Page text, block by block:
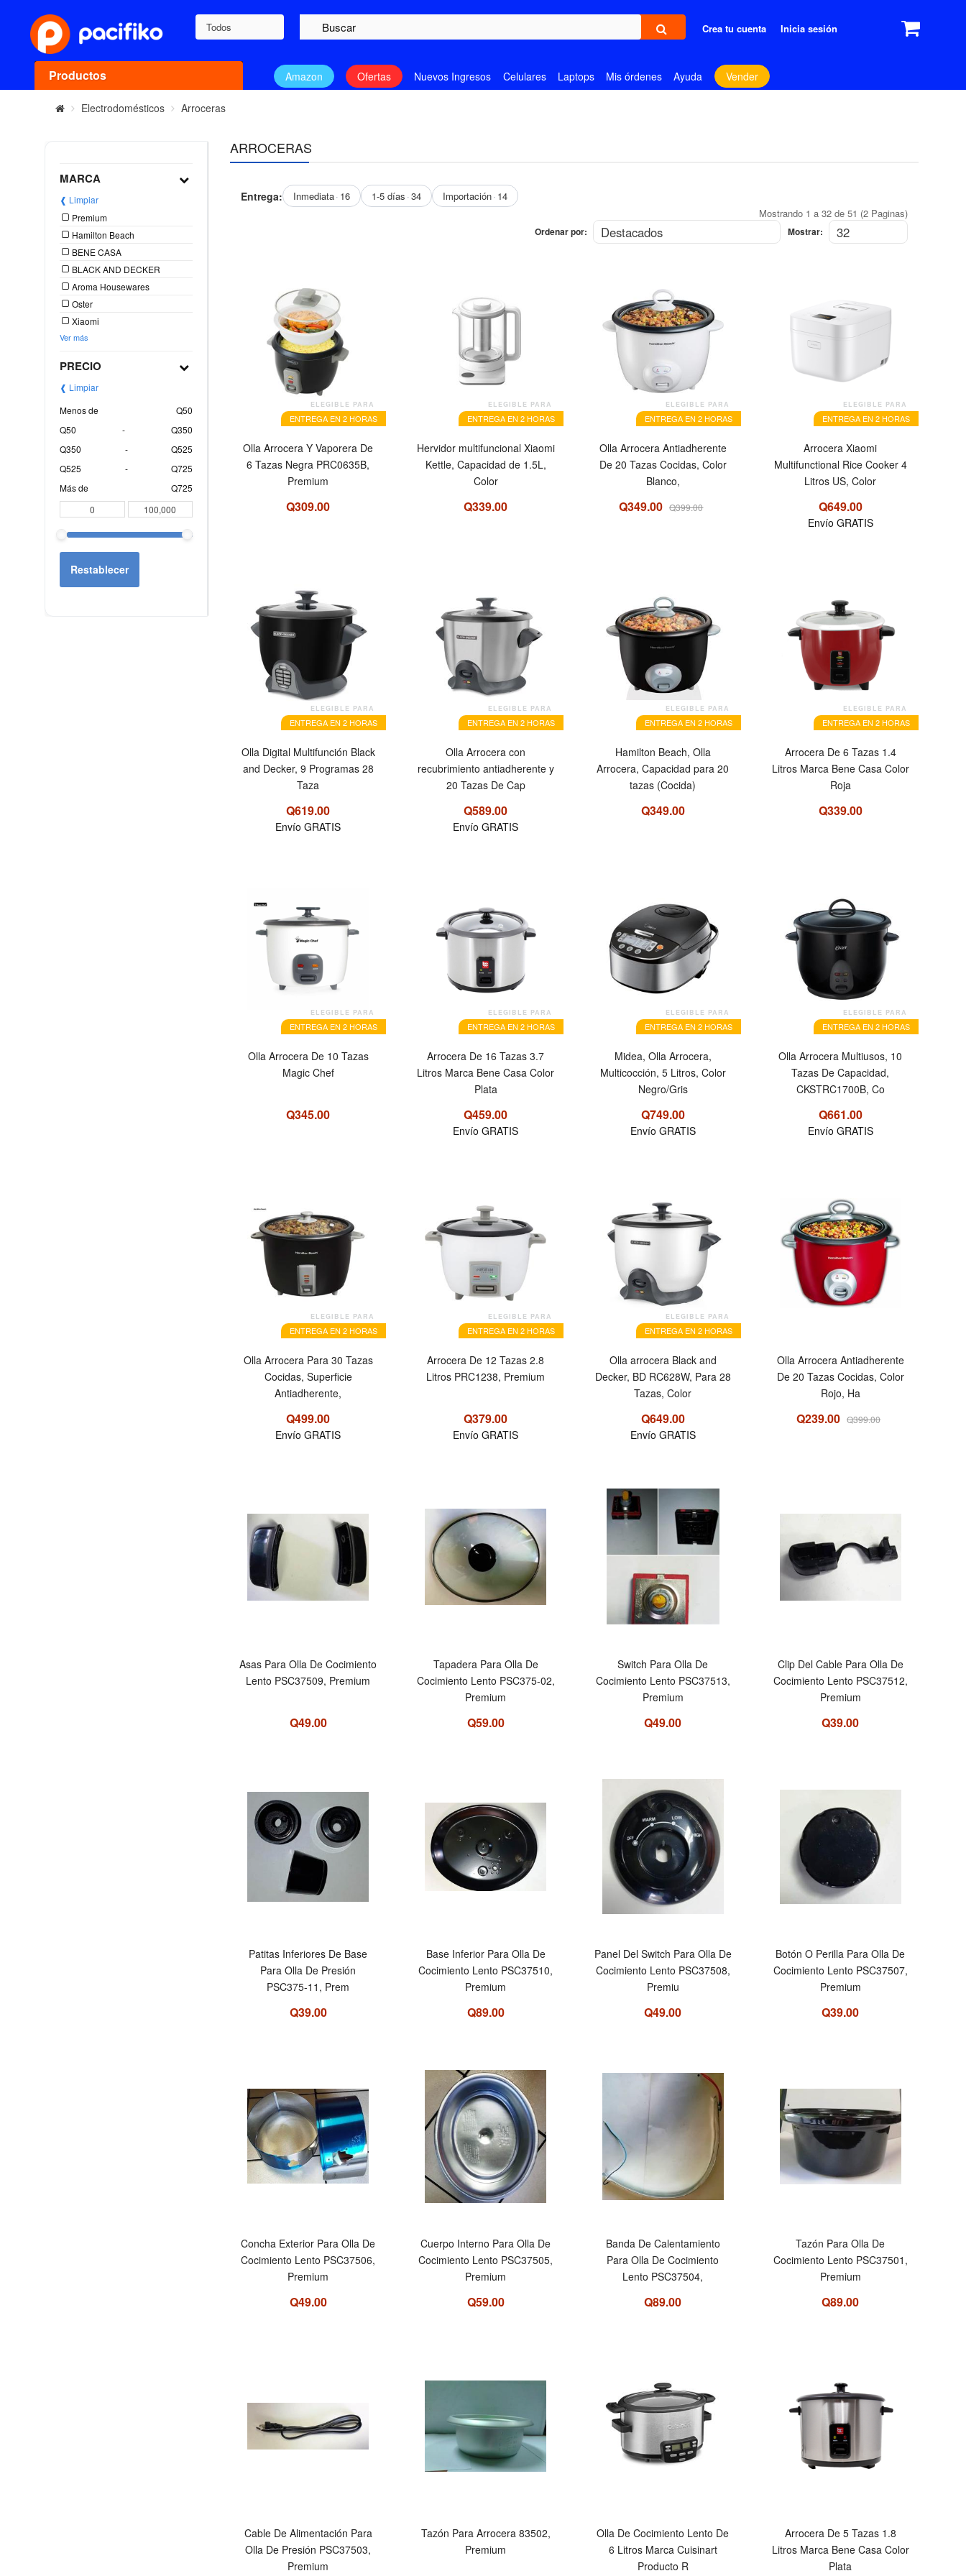
Todos Crea tu cuenta Inicia sesión
Productos Amazon Ofertas Nuevos Ingresos Celulares Laptops Mis órdenes Ayuda Vender
Electrodomésticos Arroceras
MARCA
❰ Limpiar
Premium
Hamilton Beach
BENE CASA
BLACK AND DECKER
Aroma Housewares
Oster
Xiaomi
Ver más
PRECIO
❰ Limpiar
Menos de
Q50
Q50
-
Q350
Q350
-
Q525
Q525
-
Q725
Más de
Q725
Restablecer
ARROCERAS
Entrega: Inmediata 16 1-5 días 34 Importación 14
Mostrando 1 a 32 de 51 (2 Paginas)
Ordenar por: Mostrar:
ELEGIBLE PARA
ENTREGA EN 2 HORAS
Olla Arrocera Y Vaporera De
6 Tazas Negra PRC0635B,
Premium
Q309.00
ELEGIBLE PARA
ENTREGA EN 2 HORAS
Hervidor multifuncional Xiaomi
Kettle, Capacidad de 1.5L,
Color
Q339.00
ELEGIBLE PARA
ENTREGA EN 2 HORAS
Olla Arrocera Antiadherente
De 20 Tazas Cocidas, Color
Blanco,
Q349.00 Q399.00
ELEGIBLE PARA
ENTREGA EN 2 HORAS
Arrocera Xiaomi
Multifunctional Rice Cooker 4
Litros US, Color
Q649.00
Envío GRATIS
ELEGIBLE PARA
ENTREGA EN 2 HORAS
Olla Digital Multifunción Black
and Decker, 9 Programas 28
Taza
Q619.00
Envío GRATIS
ELEGIBLE PARA
ENTREGA EN 2 HORAS
Olla Arrocera con
recubrimiento antiadherente y
20 Tazas De Cap
Q589.00
Envío GRATIS
ELEGIBLE PARA
ENTREGA EN 2 HORAS
Hamilton Beach, Olla
Arrocera, Capacidad para 20
tazas (Cocida)
Q349.00
ELEGIBLE PARA
ENTREGA EN 2 HORAS
Arrocera De 6 Tazas 1.4
Litros Marca Bene Casa Color
Roja
Q339.00
ELEGIBLE PARA
ENTREGA EN 2 HORAS
Olla Arrocera De 10 Tazas
Magic Chef
Q345.00
ELEGIBLE PARA
ENTREGA EN 2 HORAS
Arrocera De 16 Tazas 3.7
Litros Marca Bene Casa Color
Plata
Q459.00
Envío GRATIS
ELEGIBLE PARA
ENTREGA EN 2 HORAS
Midea, Olla Arrocera,
Multicocción, 5 Litros, Color
Negro/Gris
Q749.00
Envío GRATIS
ELEGIBLE PARA
ENTREGA EN 2 HORAS
Olla Arrocera Multiusos, 10
Tazas De Capacidad,
CKSTRC1700B, Co
Q661.00
Envío GRATIS
ELEGIBLE PARA
ENTREGA EN 2 HORAS
Olla Arrocera Para 30 Tazas
Cocidas, Superficie
Antiadherente,
Q499.00
Envío GRATIS
ELEGIBLE PARA
ENTREGA EN 2 HORAS
Arrocera De 12 Tazas 2.8
Litros PRC1238, Premium
Q379.00
Envío GRATIS
ELEGIBLE PARA
ENTREGA EN 2 HORAS
Olla arrocera Black and
Decker, BD RC628W, Para 28
Tazas, Color
Q649.00
Envío GRATIS
Olla Arrocera Antiadherente
De 20 Tazas Cocidas, Color
Rojo, Ha
Q239.00 Q399.00
Asas Para Olla De Cocimiento
Lento PSC37509, Premium
Q49.00
Tapadera Para Olla De
Cocimiento Lento PSC375-02,
Premium
Q59.00
Switch Para Olla De
Cocimiento Lento PSC37513,
Premium
Q49.00
Clip Del Cable Para Olla De
Cocimiento Lento PSC37512,
Premium
Q39.00
Patitas Inferiores De Base
Para Olla De Presión
PSC375-11, Prem
Q39.00
Base Inferior Para Olla De
Cocimiento Lento PSC37510,
Premium
Q89.00
Panel Del Switch Para Olla De
Cocimiento Lento PSC37508,
Premiu
Q49.00
Botón O Perilla Para Olla De
Cocimiento Lento PSC37507,
Premium
Q39.00
Concha Exterior Para Olla De
Cocimiento Lento PSC37506,
Premium
Q49.00
Cuerpo Interno Para Olla De
Cocimiento Lento PSC37505,
Premium
Q59.00
Banda De Calentamiento
Para Olla De Cocimiento
Lento PSC37504,
Q89.00
Tazón Para Olla De
Cocimiento Lento PSC37501,
Premium
Q89.00
Cable De Alimentación Para
Olla De Presión PSC37503,
Premium
Tazón Para Arrocera 83502,
Premium
Olla De Cocimiento Lento De
6 Litros Marca Cuisinart
Producto R
Arrocera De 5 Tazas 1.8
Litros Marca Bene Casa Color
Plata